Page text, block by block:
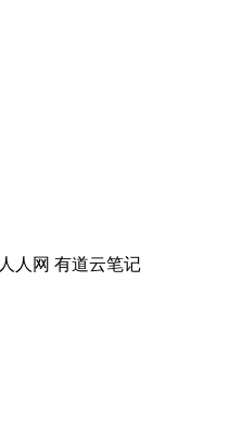
人人网 有道云笔记